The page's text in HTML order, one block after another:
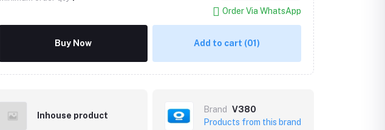
Click to Enlarge
Order Via WhatsApp
Buy Now Add to cart (01)
Inhouse product
Brand V380
Products from this brand